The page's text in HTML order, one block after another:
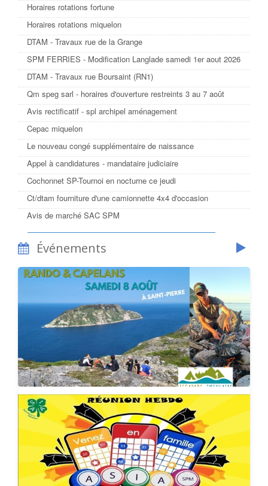
Horaires rotations fortune
Horaires rotations miquelon
DTAM - Travaux rue de la Grange
SPM FERRIES - Modification Langlade samedi 1er aout 2026
DTAM - Travaux rue Boursaint (RN1)
Qm speg sarl - horaires d'ouverture restreints 3 au 7 août
Avis rectificatif - spl archipel aménagement
Cepac miquelon
Le nouveau congé supplémentaire de naissance
Appel à candidatures - mandataire judiciaire
Cochonnet SP-Tournoi en nocturne ce jeudi
Ct/dtam fourniture d'une camionnette 4x4 d'occasion
Avis de marché SAC SPM
Événements